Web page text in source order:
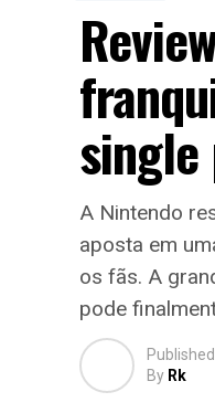
A Nintendo
aposta em
os fãs. A
pode
Published
By Rk